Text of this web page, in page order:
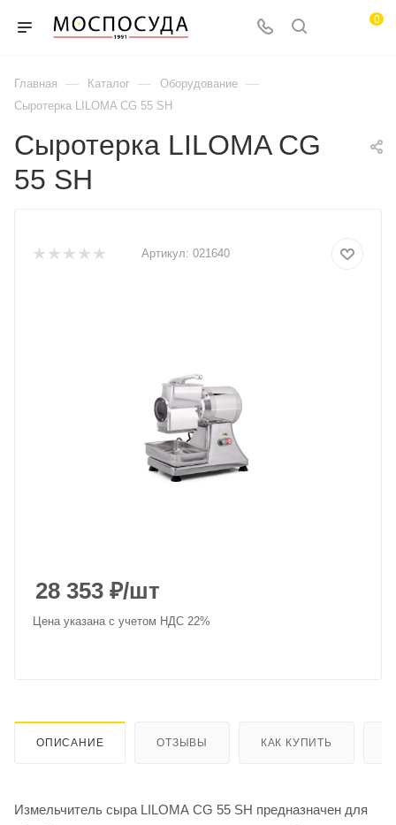
0
Главная — Каталог — Оборудование —
Сыротерка LILOMA CG 55 SH
Сыротерка LILOMA CG
55 SH
Артикул: 021640
28 353 ₽/шт
Цена указана с учетом НДС 22%
ОПИСАНИЕ ОТЗЫВЫ КАК КУПИТЬ
Измельчитель сыра LILOMA CG 55 SH предназначен для